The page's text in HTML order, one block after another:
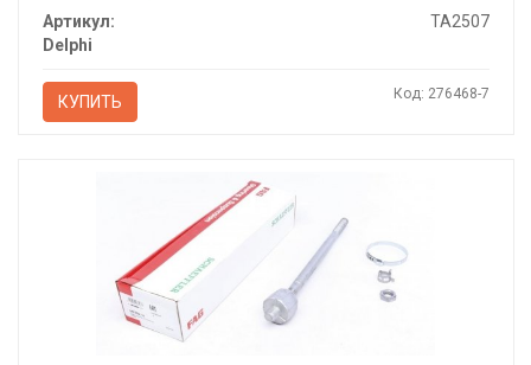
Артикул:
TA2507
Delphi
КУПИТЬ Код: 276468-7